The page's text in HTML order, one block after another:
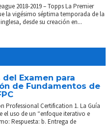
2018-2019 – Topps La Premier
la vigésimo séptima temporada de la
desde su creación en...
Examen para
de Fundamentos de
Professional Certification 1. La Guía
el uso de un “enfoque iterativo e
Respuesta: b. Entrega de